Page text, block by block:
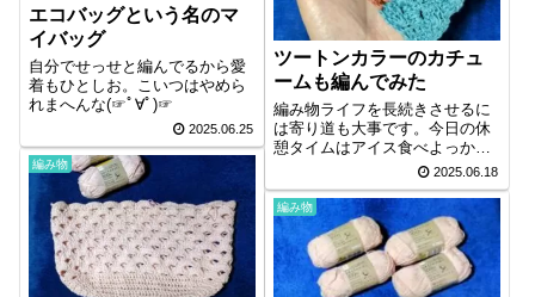
エコバッグという名のマ
イバッグ
自分でせっせと編んでるから愛
着もひとしお。こいつはやめら
れまへんな(⁠☞ﾟ⁠∀ﾟ⁠)⁠☞
2025.06.25
ツートンカラーのカチュ
ームも編んでみた
編み物ライフを長続きさせるに
は寄り道も大事です。今日の休
憩タイムはアイス食べよっか〜
2025.06.18
編み物
編み物